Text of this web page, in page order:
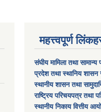
महत्त्वपूर्ण
संघीय मामिला तथा
प्रदेश तथा स्थानिय शासन
स्थानीय शासन तथा
राष्ट्रिय परिचयपत्र तथा
स्थानीय निकाय वित्तीय